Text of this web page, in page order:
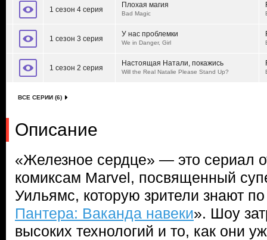
1 сезон 4 серия
Плохая магия
Bad Magic
1 сезон 3 серия
У нас проблемки
We in Danger, Girl
1 сезон 2 серия
Настоящая Натали, покажись
Will the Real Natalie Please Stand Up?
ВСЕ СЕРИИ (6)
Описание
«Железное сердце» — это сериал
комиксам Marvel, посвященный
Уильямс, которую зрители знают
Пантера: Ваканда навеки». Шоу
высоких технологий и то, как они